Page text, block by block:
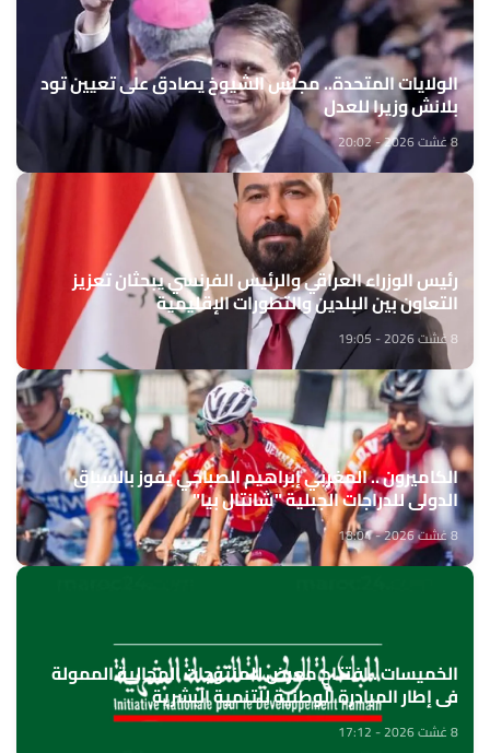
الولايات المتحدة.. مجلس الشيوخ يصادق على تعيين تود
بلانش وزيرا للعدل
8 غشت 2026 - 20:02
رئيس الوزراء العراقي والرئيس الفرنسي يبحثان تعزيز
التعاون بين البلدين والتطورات الإقليمية
8 غشت 2026 - 19:05
الكاميرون .. المغربي إبراهيم الصباحي يفوز بالسباق
الدولي للدراجات الجبلية "شانتال بيا"
8 غشت 2026 - 18:04
الخميسات ..افتتاح معرض للمنتوجات المجالية الممولة
في إطار المبادرة الوطنية للتنمية البشرية
8 غشت 2026 - 17:12